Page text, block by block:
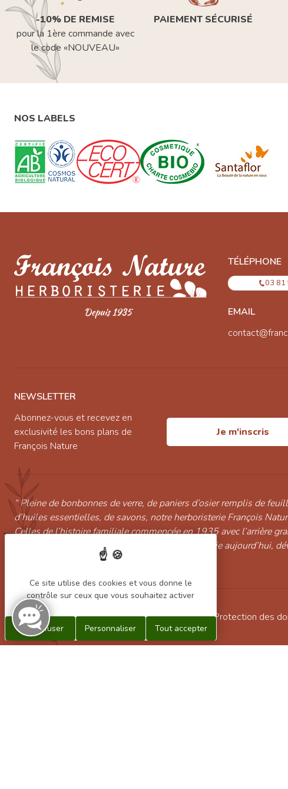
-10% DE REMISE
pour la 1ère commande avec
le code «NOUVEAU»
PAIEMENT SÉCURISÉ
NOS LABELS
TÉLÉPHONE
03 81
EMAIL
NEWSLETTER
Abonnez-vous et recevez en
exclusivité les bons plans de
François Nature
Je m'inscris
“ Pleine de bonbonnes de verre, de paniers d’osier remplis de
d’huiles essentielles, de savons, notre herboristerie François
Celles de l’histoire familiale commencée en 1935 avec l’arrière
continuée par Marcelle puis Christian et poursuivie aujourd’hui,
l’arrière petit-fils Alexandre Pinot. ”
Conditions générales de vente/Mentions légales/Protection des
Ce site utilise des cookies et vous donne le
contrôle sur ceux que vous souhaitez activer
Tout accepter
Tout refuser Personnaliser